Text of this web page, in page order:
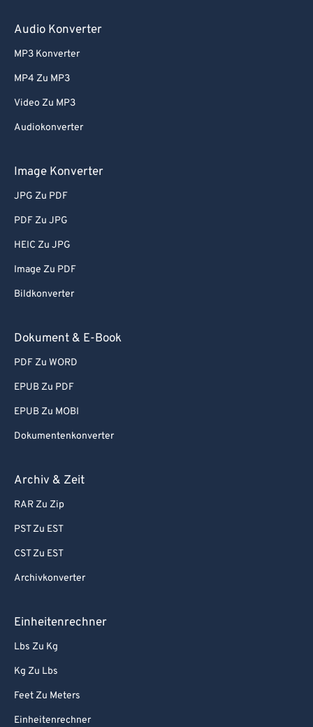
Audio Konverter
MP3 Konverter
MP4 Zu MP3
Video Zu MP3
Audiokonverter
Image Konverter
JPG Zu PDF
PDF Zu JPG
HEIC Zu JPG
Image Zu PDF
Bildkonverter
Dokument & E-Book
PDF Zu WORD
EPUB Zu PDF
EPUB Zu MOBI
Dokumentenkonverter
Archiv & Zeit
RAR Zu Zip
PST Zu EST
CST Zu EST
Archivkonverter
Einheitenrechner
Lbs Zu Kg
Kg Zu Lbs
Feet Zu Meters
Einheitenrechner